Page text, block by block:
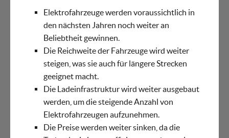
Elektrofahrzeuge werden voraussichtlich in
den nächsten Jahren noch weiter an
Beliebtheit gewinnen.
Die Reichweite der Fahrzeuge wird weiter
steigen, was sie auch für längere Strecken
geeignet macht.
Die Ladeinfrastruktur wird weiter ausgebaut
werden, um die steigende Anzahl von
Elektrofahrzeugen aufzunehmen.
Die Preise werden weiter sinken, da die